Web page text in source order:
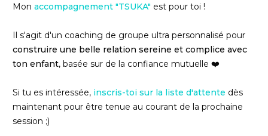
Mon accompagnement "TSUKA" est pour toi !
Il s'agit d'un coaching de groupe ultra personnalisé pour
construire une belle relation sereine et complice avec
ton enfant, basée sur de la confiance mutuelle ❤️
Si tu es intéressée, inscris-toi sur la liste d'attente dès
maintenant pour être tenue au courant de la prochaine
session ;)